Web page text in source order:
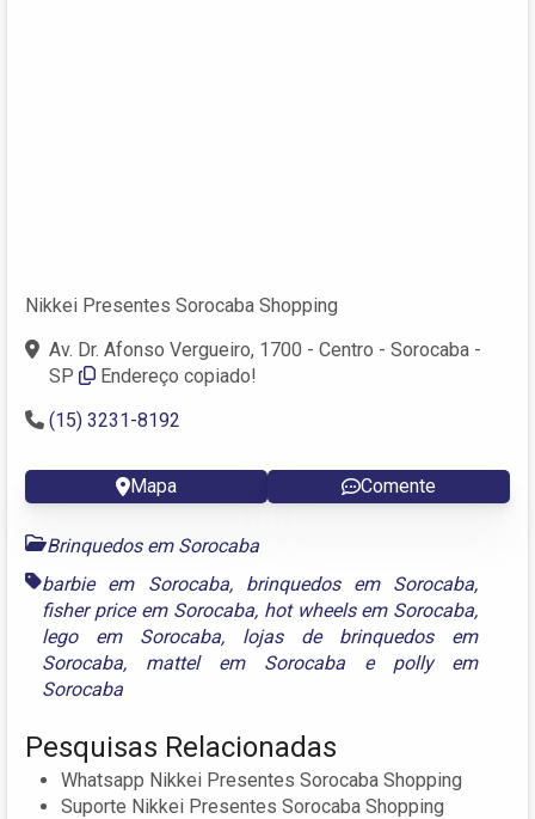
Nikkei Presentes Sorocaba Shopping
Av. Dr. Afonso Vergueiro, 1700 - Centro - Sorocaba -
SP
Endereço copiado!
(15) 3231-8192
Mapa Comente
Brinquedos em Sorocaba
barbie em Sorocaba, brinquedos em Sorocaba,
fisher price em Sorocaba, hot wheels em Sorocaba,
lego em Sorocaba, lojas de brinquedos em
Sorocaba, mattel em Sorocabae polly em
Sorocaba
Pesquisas Relacionadas
Whatsapp Nikkei Presentes Sorocaba Shopping
Suporte Nikkei Presentes Sorocaba Shopping